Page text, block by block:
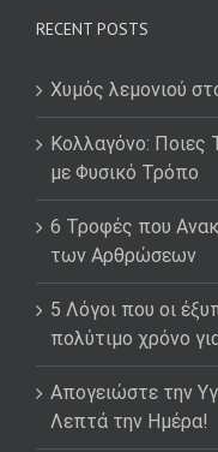
RECENT POSTS
Χυμός λεμονιού
Κολλαγόνο:
με Φυσικό Τρόπο
6 Τροφές που
των Αρθρώσεων
5 Λόγοι που οι
πολύτιμο χρόνο
Απογειώστε την
Λεπτά την Ημέρα!